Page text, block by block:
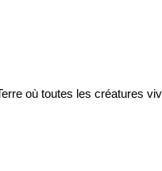
où toutes les créatures